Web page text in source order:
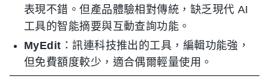
表現不錯。但產品體驗相對傳統，缺乏現代 AI
工具的智能摘要與互動查詢功能。
MyEdit ：訊連科技推出的工具，編輯功能強，
但免費額度較少，適合偶爾輕量使用。